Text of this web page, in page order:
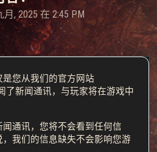
, 2025 在 2:45 PM
您从我们的官方网站
新闻通讯，与玩家将在游戏中
通讯，您将不会看到任何信
我们的信息缺失不会影响您游